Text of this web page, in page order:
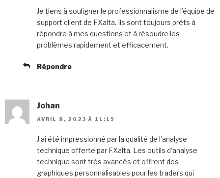
Je tiens à souligner le professionnalisme de l’équipe de
support client de FXalta. Ils sont toujours prêts à
répondre à mes questions et à résoudre les
problèmes rapidement et efficacement.
Répondre
Johan
AVRIL 8, 2023 À 11:19
J’ai été impressionné par la qualité de l’analyse
technique offerte par FXalta. Les outils d’analyse
technique sont très avancés et offrent des
graphiques personnalisables pour les traders qui